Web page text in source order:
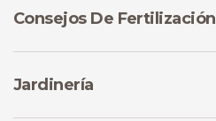
Consejos De Fertilización
Jardinería